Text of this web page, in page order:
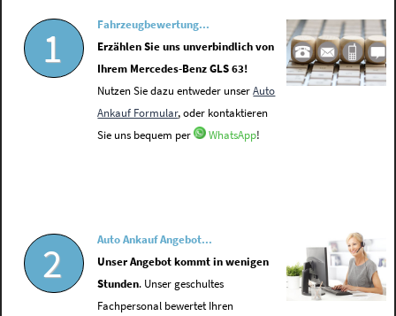
1
Fahrzeugbewertung...
Erzählen Sie uns unverbindlich von
Ihrem Mercedes-Benz GLS 63!
Nutzen Sie dazu entweder unserAuto
Ankauf Formular, oder kontaktieren
Sie uns bequem per
WhatsApp!
2
Auto Ankauf Angebot...
Unser Angebot kommt in wenigen
Stunden. Unser geschultes
Fachpersonal bewertet Ihren